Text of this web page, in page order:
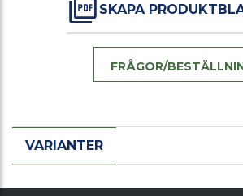
SKAPA
FRÅGOR/
VARIANTER